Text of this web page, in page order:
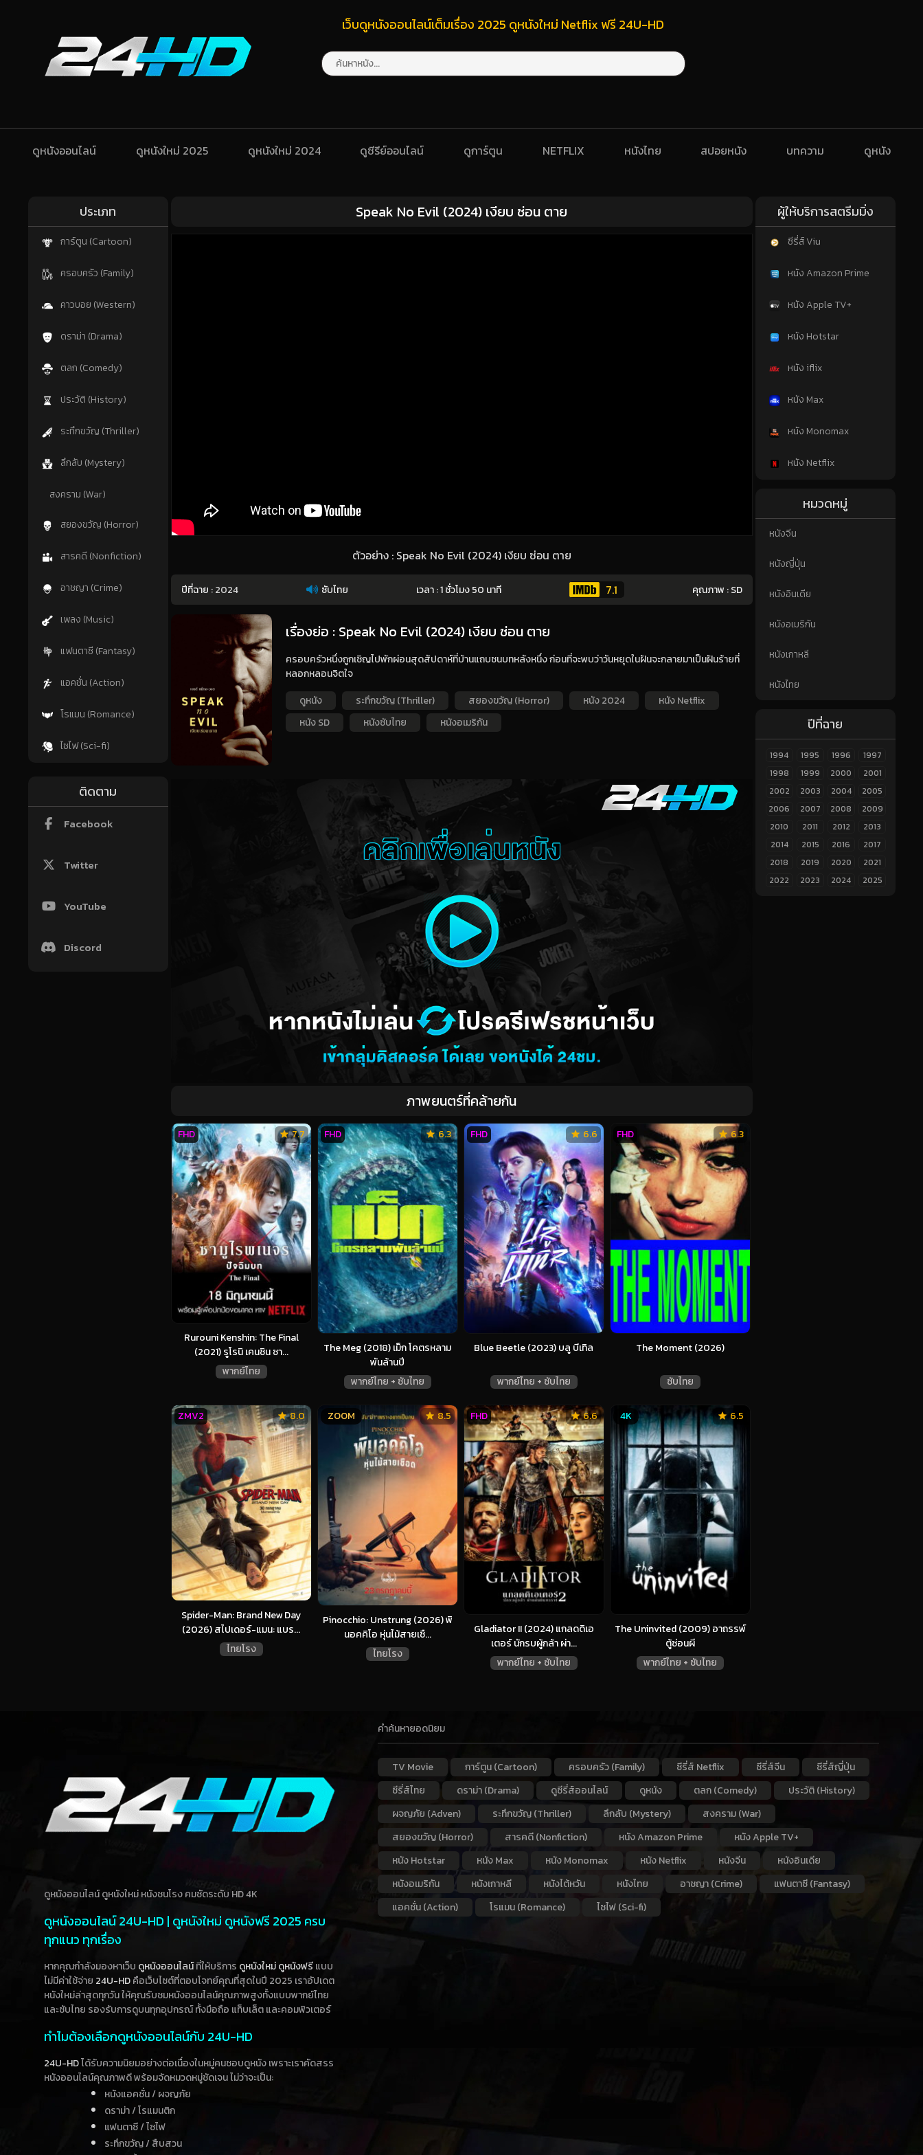
เว็บดูหนังออนไลน์เต็มเรื่อง 2025 ดูหนังใหม่ Netflix ฟรี 24U-HD
ดูหนังออนไลน์ ดูหนังใหม่ 2025 ดูหนังใหม่ 2024 ดูซีรีย์ออนไลน์ ดูการ์ตูน NETFLIX หนังไทย สปอยหนัง บทความ ดูหนัง
ประเภท
การ์ตูน (Cartoon)
ครอบครัว (Family)
คาวบอย (Western)
ดราม่า (Drama)
ตลก (Comedy)
ประวัติ (History)
ระทึกขวัญ (Thriller)
ลึกลับ (Mystery)
สงคราม (War)
สยองขวัญ (Horror)
สารคดี (Nonfiction)
อาชญา (Crime)
เพลง (Music)
แฟนตาซี (Fantasy)
แอคชั่น (Action)
โรแมน (Romance)
ไซไฟ (Sci-fi)
ติดตาม
Facebook
Twitter
YouTube
Discord
Speak No Evil (2024) เงียบ ซ่อน ตาย
ตัวอย่าง : Speak No Evil (2024) เงียบ ซ่อน ตาย
ปีที่ฉาย :2024 ซับไทย เวลา : 1 ชั่วโมง 50 นาที 7.1 คุณภาพ :SD
เรื่องย่อ : Speak No Evil (2024) เงียบ ซ่อน ตาย
ครอบครัวหนึ่งถูกเชิญไปพักผ่อนสุดสัปดาห์ที่บ้านแถบชนบทหลังหนึ่ง ก่อนที่จะพบว่าวันหยุดในฝันจะกลายมาเป็นฝันร้ายที่
หลอกหลอนจิตใจ
ดูหนัง
ระทึกขวัญ (Thriller) สยองขวัญ (Horror) หนัง 2024
หนัง Netflix
หนัง SD
หนังซับไทย หนังอเมริกัน
ภาพยนตร์ที่คล้ายกัน
Rurouni Kenshin: The Final
(2021) รูโรนิ เคนชิน ซา...
พากย์ไทย
7.7
FHD
The Meg (2018) เม็ก โคตรหลาม
พันล้านปี
พากย์ไทย + ซับไทย
6.3
FHD
Blue Beetle (2023) บลู บีเทิล
พากย์ไทย + ซับไทย
6.6
FHD
The Moment (2026)
ซับไทย
6.3
FHD
Spider-Man: Brand New Day
(2026) สไปเดอร์-แมน: แบร...
ไทยโรง
8.0
ZMV2
Pinocchio: Unstrung (2026) พิ
นอคคิโอ หุ่นไม้สายเชื...
ไทยโรง
8.5
ZOOM
Gladiator II (2024) แกลดดิเอ
เตอร์ นักรบผู้กล้า ผ่า...
พากย์ไทย + ซับไทย
6.6
FHD
The Uninvited (2009) อาถรรพ์
ตู้ซ่อนผี
พากย์ไทย + ซับไทย
6.5
4K
ผู้ให้บริการสตรีมมิ่ง
ซีรี่ส์ Viu
หนัง Amazon Prime
หนัง Apple TV+
หนัง Hotstar
หนัง iflix
หนัง Max
หนัง Monomax
หนัง Netflix
หมวดหมู่
หนังจีน
หนังญี่ปุ่น
หนังอินเดีย
หนังอเมริกัน
หนังเกาหลี
หนังไทย
ปีที่ฉาย
1994 1995 1996
1997
1998
1999 2000
2001
2002
2003 2004
2005
2006
2007 2008
2009
2010
2011 2012
2013
2014
2015 2016
2017
2018
2019 2020
2021
2022
2023 2024 2025
ดูหนังออนไลน์ ดูหนังใหม่ หนังชนโรง คมชัดระดับ HD 4K
ดูหนังออนไลน์ 24U-HD | ดูหนังใหม่ ดูหนังฟรี 2025 ครบ
ทุกแนว ทุกเรื่อง
หากคุณกำลังมองหาเว็บ ดูหนังออนไลน์ที่ให้บริการ ดูหนังใหม่ดูหนังฟรีแบบ
ไม่มีค่าใช้จ่าย 24U-HDคือเว็บไซต์ที่ตอบโจทย์คุณที่สุดในปี 2025 เราอัปเดต
หนังใหม่ล่าสุดทุกวัน ให้คุณรับชมหนังออนไลน์คุณภาพสูงทั้งแบบพากย์ไทย
และซับไทย รองรับการดูบนทุกอุปกรณ์ ทั้งมือถือ แท็บเล็ต และคอมพิวเตอร์
ทำไมต้องเลือกดูหนังออนไลน์กับ 24U-HD
24U-HDได้รับความนิยมอย่างต่อเนื่องในหมู่คนชอบดูหนัง เพราะเราคัดสรร
หนังออนไลน์คุณภาพดี พร้อมจัดหมวดหมู่ชัดเจน ไม่ว่าจะเป็น:
หนังแอคชั่น / ผจญภัย
ดราม่า / โรแมนติก
แฟนตาซี / ไซไฟ
ระทึกขวัญ / สืบสวน
คำค้นหายอดนิยม
TV Movie การ์ตูน (Cartoon) ครอบครัว (Family) ซีรี่ส์ Netflix ซีรี่ส์จีน
ซีรี่ส์ญี่ปุ่น
ซีรี่ส์ไทย
ดราม่า (Drama) ดูซีรี่ส์ออนไลน์ ดูหนัง ตลก (Comedy)
ประวัติ (History)
ผจญภัย (Adven)
ระทึกขวัญ (Thriller) ลึกลับ (Mystery)
สงคราม (War)
สยองขวัญ (Horror)
สารคดี (Nonfiction) หนัง Amazon Prime
หนัง Apple TV+
หนัง Hotstar
หนัง Max หนัง Monomax หนัง Netflix หนังจีน
หนังอินเดีย
หนังอเมริกัน
หนังเกาหลี หนังไต้หวัน หนังไทย อาชญา (Crime)
แฟนตาซี (Fantasy)
แอคชั่น (Action)
โรแมน (Romance) ไซไฟ (Sci-fi)